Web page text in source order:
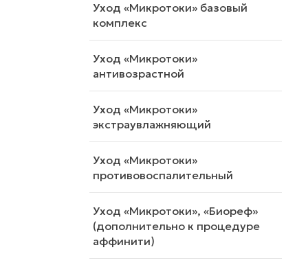
Уход «Микротоки» базовый
комплекс
Уход «Микротоки»
антивозрастной
Уход «Микротоки»
экстраувлажняющий
Уход «Микротоки»
противовоспалительный
Уход «Микротоки», «Биореф»
(дополнительно к процедуре
аффинити)